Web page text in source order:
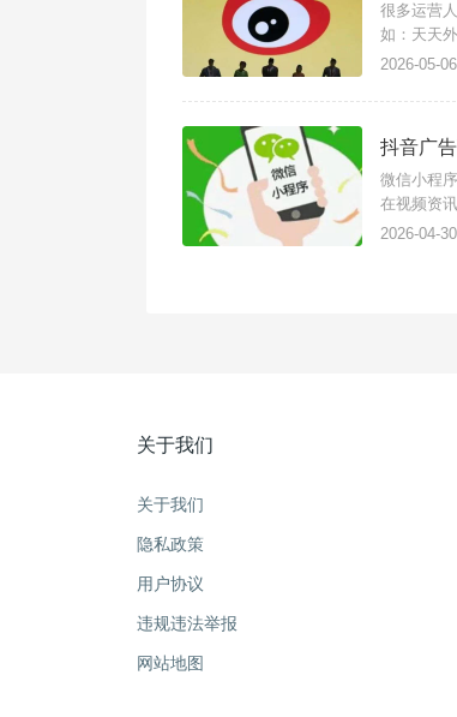
很多运营
如：天天
外链使用
2026-05-
抖音广
微信小程
在视频资
需要借助
2026-04-
关于我们
关于我们
隐私政策
用户协议
违规违法举报
网站地图